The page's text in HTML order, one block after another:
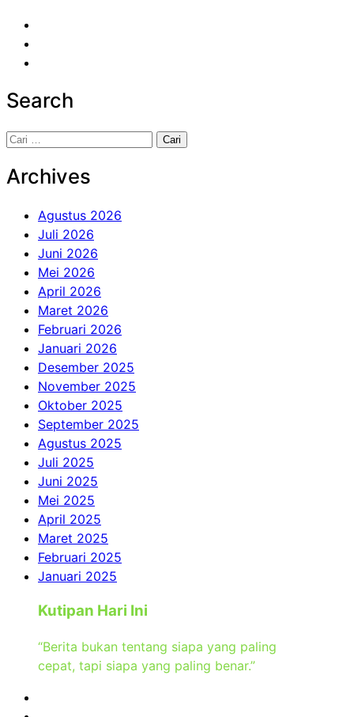
Search
Cari
Archives
Agustus 2026
Juli 2026
Juni 2026
Mei 2026
April 2026
Maret 2026
Februari 2026
Januari 2026
Desember 2025
November 2025
Oktober 2025
September 2025
Agustus 2025
Juli 2025
Juni 2025
Mei 2025
April 2025
Maret 2025
Februari 2025
Januari 2025
Kutipan Hari Ini
“Berita bukan tentang siapa yang paling
cepat, tapi siapa yang paling benar.”